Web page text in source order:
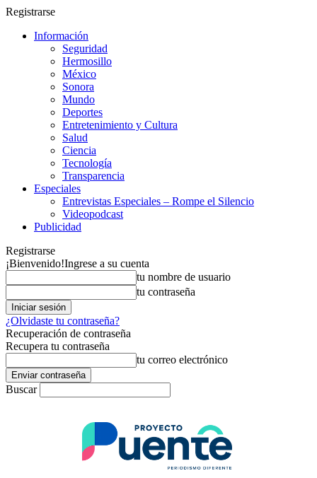
Registrarse
Información
Seguridad
Hermosillo
México
Sonora
Mundo
Deportes
Entretenimiento y Cultura
Salud
Ciencia
Tecnología
Transparencia
Especiales
Entrevistas Especiales – Rompe el Silencio
Videopodcast
Publicidad
Registrarse
¡Bienvenido!Ingrese a su cuenta
tu nombre de usuario
tu contraseña
¿Olvidaste tu contraseña?
Recuperación de contraseña
Recupera tu contraseña
tu correo electrónico
Buscar